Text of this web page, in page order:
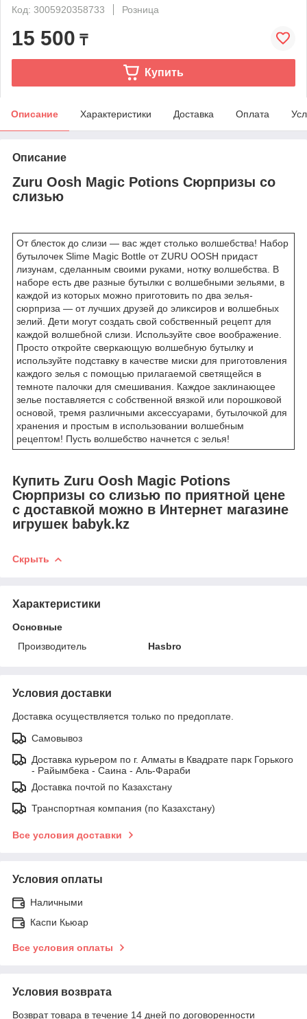
Код: 3005920358733
Розница
15 500 ₸
Купить
Описание Характеристики Доставка Оплата
Описание
Zuru Oosh Magic Potions Сюрпризы со
слизью
От блесток до слизи — вас ждет столько волшебства! Набор
бутылочек Slime Magic Bottle от ZURU OOSH придаст
лизунам, сделанным своими руками, нотку волшебства. В
наборе есть две разные бутылки с волшебными зельями, в
каждой из которых можно приготовить по два зелья-
сюрприза — от лучших друзей до эликсиров и волшебных
зелий. Дети могут создать свой собственный рецепт для
каждой волшебной слизи. Используйте свое воображение.
Просто откройте сверкающую волшебную бутылку и
используйте подставку в качестве миски для приготовления
каждого зелья с помощью прилагаемой светящейся в
темноте палочки для смешивания. Каждое заклинающее
зелье поставляется с собственной вязкой или порошковой
основой, тремя различными аксессуарами, бутылочкой для
хранения и простым в использовании волшебным
рецептом! Пусть волшебство начнется с зелья!
Купить Zuru Oosh Magic Potions
Сюрпризы со слизью по приятной цене
с доставкой можно в Интернет магазине
игрушек babyk.kz
Скрыть
Характеристики
Основные
Производитель
Hasbro
Условия доставки
Доставка осуществляется только по предоплате.
Самовывоз
Доставка курьером по г. Алматы в Квадрате парк Горького
- Райымбека - Саина - Аль-Фараби
Доставка почтой по Казахстану
Транспортная компания (по Казахстану)
Все условия доставки
Условия оплаты
Наличными
Каспи Кьюар
Все условия оплаты
Условия возврата
Возврат товара в течение 14 дней по договоренности